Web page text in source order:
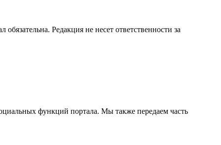
Редакция не несет ответственности за
функций портала. Мы также передаем часть